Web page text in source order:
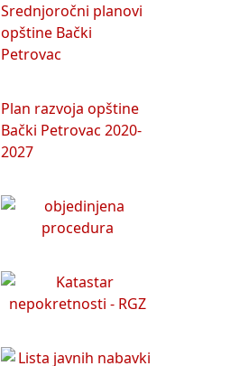
Srednjoročni planovi
opštine Bački
Petrovac
Plan razvoja opštine
Bački Petrovac 2020-
2027